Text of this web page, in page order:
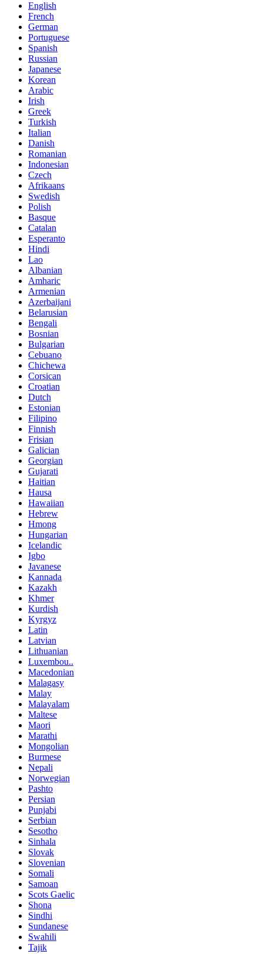
English
French
German
Portuguese
Spanish
Russian
Japanese
Korean
Arabic
Irish
Greek
Turkish
Italian
Danish
Romanian
Indonesian
Czech
Afrikaans
Swedish
Polish
Basque
Catalan
Esperanto
Hindi
Lao
Albanian
Amharic
Armenian
Azerbaijani
Belarusian
Bengali
Bosnian
Bulgarian
Cebuano
Chichewa
Corsican
Croatian
Dutch
Estonian
Filipino
Finnish
Frisian
Galician
Georgian
Gujarati
Haitian
Hausa
Hawaiian
Hebrew
Hmong
Hungarian
Icelandic
Igbo
Javanese
Kannada
Kazakh
Khmer
Kurdish
Kyrgyz
Latin
Latvian
Lithuanian
Luxembou..
Macedonian
Malagasy
Malay
Malayalam
Maltese
Maori
Marathi
Mongolian
Burmese
Nepali
Norwegian
Pashto
Persian
Punjabi
Serbian
Sesotho
Sinhala
Slovak
Slovenian
Somali
Samoan
Scots Gaelic
Shona
Sindhi
Sundanese
Swahili
Tajik